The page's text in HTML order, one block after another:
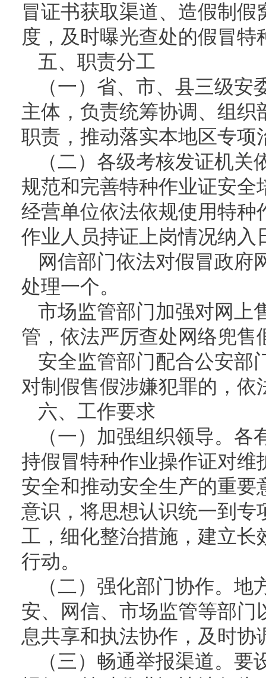
冒证书获取渠道、造假制
度，及时曝光查处的假冒特
五、职责分工
（一）省、市、县三级
主体，负责统筹协调、组
职责，推动落实本地区专项
（二）各级考核发证机
规范和完善特种作业证安
经营单位依法依规使用特
作业人员持证上岗情况纳入
网信部门依法对假冒政府
处理一个。
市场监管部门加强对网上
管，依法严厉查处网络兜售
安全监管部门配合公安部
对制假售假涉嫌犯罪的，依
六、工作要求
（一）加强组织领导。
持假冒特种作业操作证对
安全和推动安全生产的重要
意识，将思想认识统一到
工，细化整治措施，建立
行动。
（二）强化部门协作。
安、网信、市场监管等部
息共享和执法协作，及时
（三）畅通举报渠道。